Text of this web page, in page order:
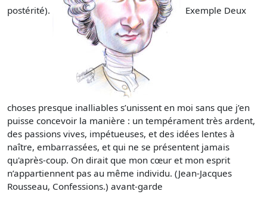
postérité). Exemple Deux
choses presque inalliables s’unissent en moi sans que j’en
puisse concevoir la manière : un tempérament très ardent,
des passions vives, impétueuses, et des idées lentes à
naître, embarrassées, et qui ne se présentent jamais
qu'après-coup. On dirait que mon cœur et mon esprit
n’appartiennent pas au même individu. (Jean-Jacques
Rousseau, Confessions.) avant-garde